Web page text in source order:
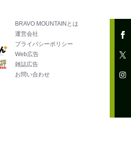
BRAVO MOUNTAINとは
運営会社
プライバシーポリシー
Web広告
雑誌広告
お問い合わせ